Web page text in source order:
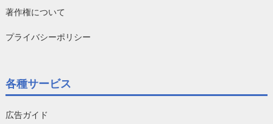
著作権について
プライバシーポリシー
各種サービス
広告ガイド